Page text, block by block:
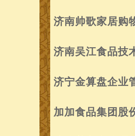
济南帅歌家居购
济南吴江食品技
济宁金算盘企业
加加食品集团股